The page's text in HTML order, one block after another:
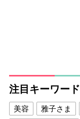
注目キーワード
美容 雅子さま